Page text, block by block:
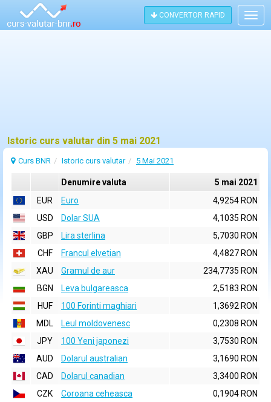
CONVERTOR RAPID
Istoric curs valutar din 5 mai 2021
Curs BNR Istoric curs valutar 5 Mai 2021
Denumire valuta
5 mai 2021
EUR
Euro
4,9254 RON
USD
Dolar SUA
4,1035 RON
GBP
Lira sterlina
5,7030 RON
CHF
Francul elvetian
4,4827 RON
XAU
Gramul de aur
234,7735 RON
BGN
Leva bulgareasca
2,5183 RON
HUF
100 Forinti maghiari
1,3692 RON
MDL
Leul moldovenesc
0,2308 RON
JPY
100 Yeni japonezi
3,7530 RON
AUD
Dolarul australian
3,1690 RON
CAD
Dolarul canadian
3,3400 RON
CZK
Coroana ceheasca
0,1904 RON